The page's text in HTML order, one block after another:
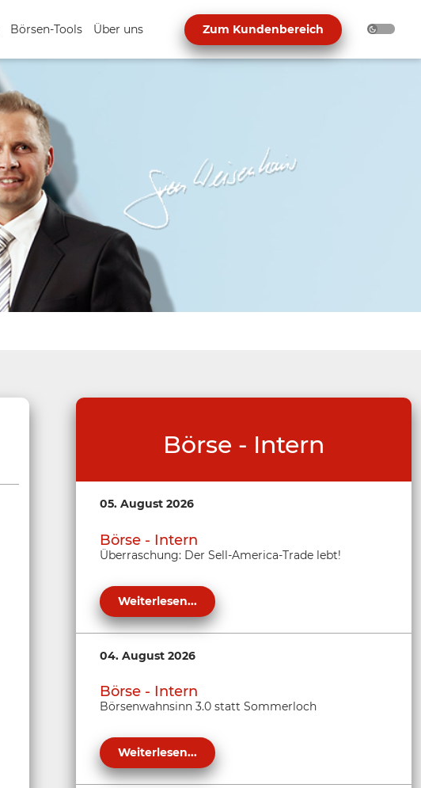
Börsen-Tools Über uns Zum Kundenbereich
Börse - Intern
05. August 2026
Börse - Intern
Überraschung: Der Sell-America-Trade lebt!
Weiterlesen...
04. August 2026
Börse - Intern
Börsenwahnsinn 3.0 statt Sommerloch
Weiterlesen...